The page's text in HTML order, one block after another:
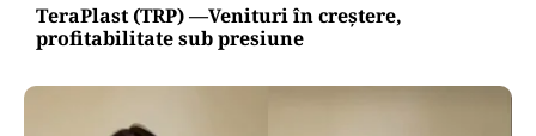
TeraPlast (TRP) —Venituri în creștere,
profitabilitate sub presiune